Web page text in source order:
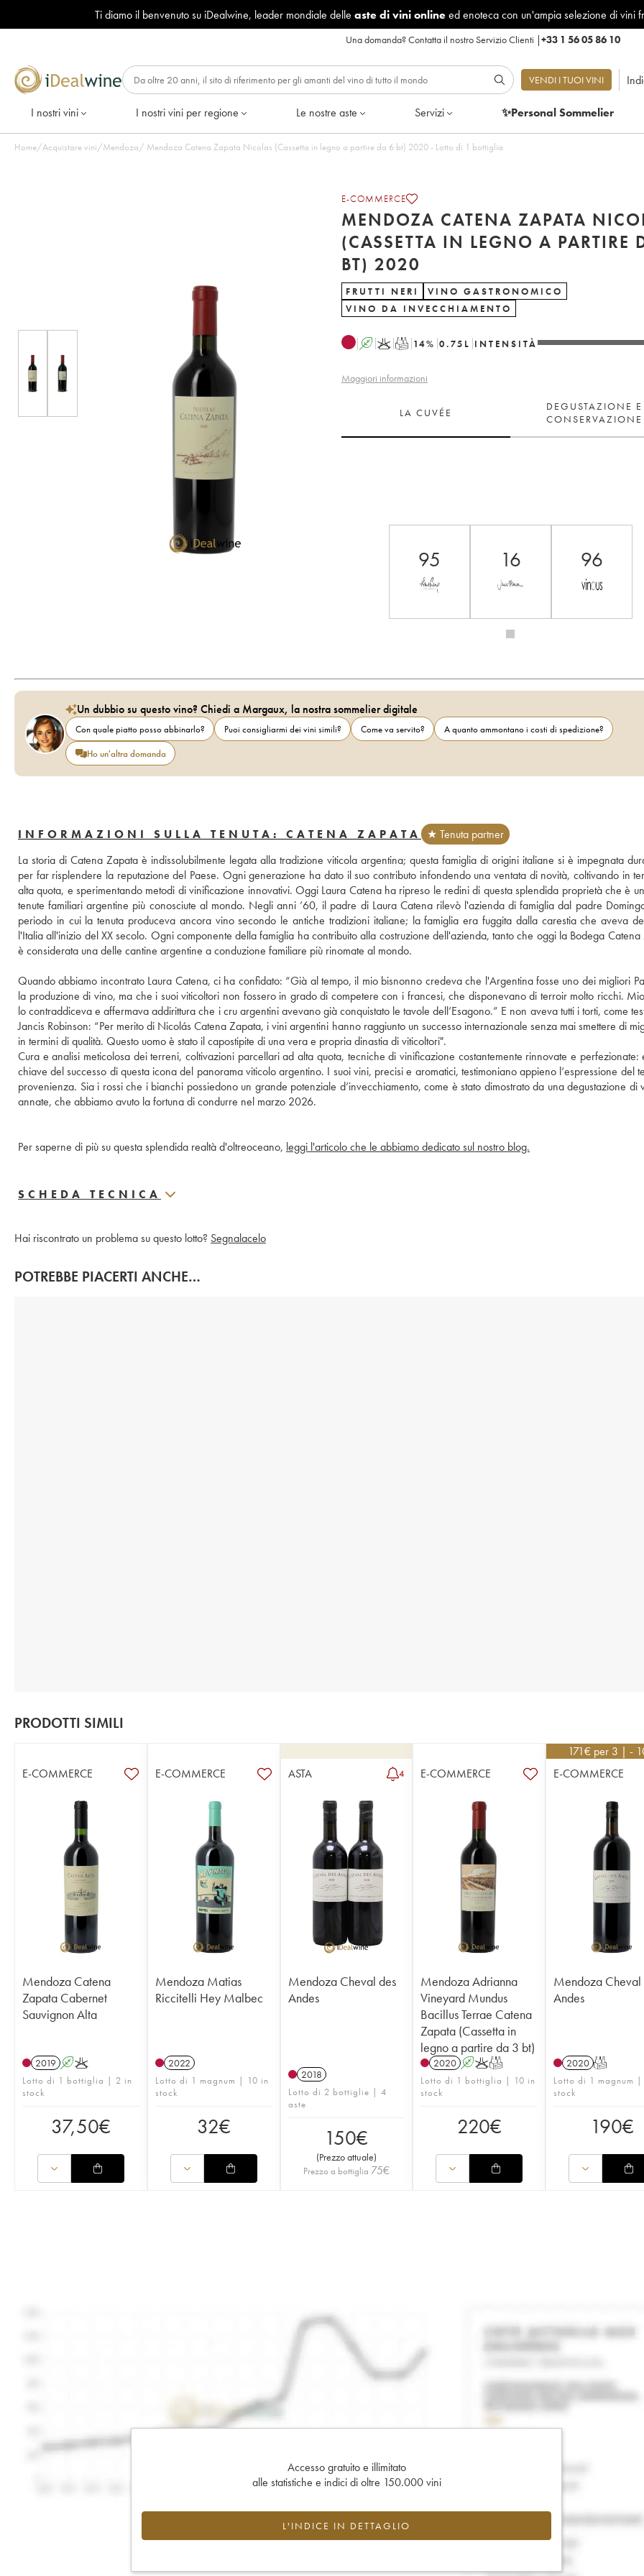
Ti diamo il benvenuto su iDealwine, leader mondiale delle aste di vini onlineed enoteca con un'ampia selezione di vini
Una domanda?Contatta il nostro Servizio Clienti |+33 1 56 05 86 10
VENDI I TUOI VINI
I nostri vini I nostri vini per regione Le nostre aste Servizi ✨Personal Sommelier
Home/Acquistare vini/Mendoza/ Mendoza Catena Zapata Nicolas (Cassetta in legno a partire da 6 bt) 2020 - Lotto di 1 bottiglia
E-COMMERCE
MENDOZA CATENA ZAPATA
(CASSETTA IN LEGNO A PARTIRE
BT) 2020
FRUTTI NERI
VINO GASTRONOMICO
VINO DA INVECCHIAMENTO
A K T 14% 0.75 L INTENSITÀ
Maggiori informazioni
LA CUVÉE
DEGUSTAZIONE E
CONSERVAZIONE
95 16 96
Un dubbio su questo vino? Chiedi a Margaux, la nostra sommelier digitale
Con quale piatto posso abbinarlo? Puoi consigliarmi dei vini simili? Come va servito?
A quanto ammontano i costi di spedizione?
Ho un'altra domanda
INFORMAZIONI SULLA TENUTA: CATENA ZAPATA
★ Tenuta partner
La storia di Catena Zapata è indissolubilmente legata alla tradizione viticola argentina; questa famiglia di origini italiane si è impegnata
per far risplendere la reputazione del Paese. Ogni generazione ha dato il suo contributo infondendo una ventata di novità, coltivando in
alta quota, e sperimentando metodi di vinificazione innovativi. Oggi Laura Catena ha ripreso le redini di questa splendida proprietà che è
tenute familiari argentine più conosciute al mondo. Negli anni ’60, il padre di Laura Catena rilevò l'azienda di famiglia dal padre
periodo in cui la tenuta produceva ancora vino secondo le antiche tradizioni italiane; la famiglia era fuggita dalla carestia che aveva
l'Italia all'inizio del XX secolo. Ogni componente della famiglia ha contribuito alla costruzione dell'azienda, tanto che oggi la Bodega Catena
è considerata una delle cantine argentine a conduzione familiare più rinomate al mondo.
Quando abbiamo incontrato Laura Catena, ci ha confidato: “Già al tempo, il mio bisnonno credeva che l'Argentina fosse uno dei migliori
la produzione di vino, ma che i suoi viticoltori non fossero in grado di competere con i francesi, che disponevano di terroir molto ricchi.
lo contraddiceva e affermava addirittura che i cru argentini avevano già conquistato le tavole dell’Esagono.” E non aveva tutti i torti, come
Jancis Robinson: “Per merito di Nicolás Catena Zapata, i vini argentini hanno raggiunto un successo internazionale senza mai smettere di
in termini di qualità. Questo uomo è stato il capostipite di una vera e propria dinastia di viticoltori".
Cura e analisi meticolosa dei terreni, coltivazioni parcellari ad alta quota, tecniche di vinificazione costantemente rinnovate e perfezionate:
chiave del successo di questa icona del panorama viticolo argentino. I suoi vini, precisi e aromatici, testimoniano appieno l’espressione del
provenienza. Sia i rossi che i bianchi possiedono un grande potenziale d’invecchiamento, come è stato dimostrato da una degustazione di
annate, che abbiamo avuto la fortuna di condurre nel marzo 2026.
Per saperne di più su questa splendida realtà d'oltreoceano, leggi l'articolo che le abbiamo dedicato sul nostro blog.
SCHEDA TECNICA
Hai riscontrato un problema su questo lotto? Segnalacelo
POTREBBE PIACERTI ANCHE…
PRODOTTI SIMILI
E-COMMERCE
Mendoza Catena
Zapata Cabernet
Sauvignon Alta
2019 AK
Lotto di 1 bottiglia | 2 in
stock
37,50€
E-COMMERCE
Mendoza Matias
Riccitelli Hey Malbec
2022
Lotto di 1 magnum | 10 in
stock
32€
ASTA 4
Mendoza Cheval des
Andes
2018
Lotto di 2 bottiglie | 4
aste
150€
(Prezzo attuale)
Prezzo a bottiglia 75€
E-COMMERCE
Mendoza Adrianna
Vineyard Mundus
Bacillus Terrae Catena
Zapata (Cassetta in
legno a partire da 3 bt)
2020 AKT
Lotto di 1 bottiglia | 10 in
stock
220€
171€ per 3 | -
E-COMMERCE
Mendoza Cheval
Andes
2020 T
Lotto di 1 magnum
stock
190€
Accesso gratuito e illimitato
alle statistiche e indici di oltre 150.000 vini
L'INDICE IN DETTAGLIO